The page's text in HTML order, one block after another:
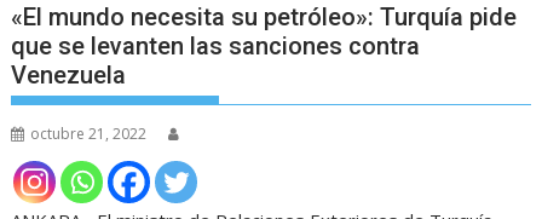
«El mundo necesita su petróleo»: Turquía pide
que se levanten las sanciones contra
Venezuela
octubre 21, 2022